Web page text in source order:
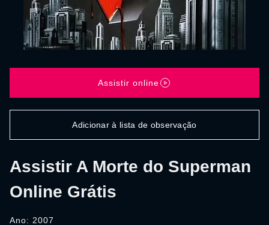
Assistir A Morte do Superman
Online Grátis
Ano: 2007
Assistir online
Adicionar à lista de observação